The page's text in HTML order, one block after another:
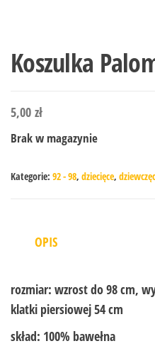
Koszulka
5,00 zł
Brak w magazynie
Kategorie: 92 - 98, dziecięce,
OPIS
rozmiar: wzrost do 98 cm,
klatki piersiowej 54 cm
skład: 100% bawełna